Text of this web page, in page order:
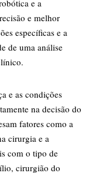
e a
e melhor
específicas e a
de uma análise
e as condições
na decisão do
fatores como a
cirurgia e a
com o tipo de
cirurgião do